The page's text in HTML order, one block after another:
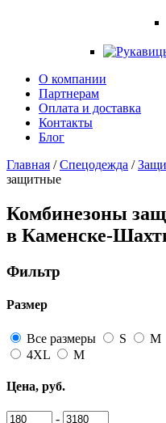
О компании
Партнерам
Оплата и доставка
Контакты
Блог
Главная /Спецодежда /
защитные
Комбинезоны
в Каменске-
Фильтр
Размер
Все размеры S M
4XL
М
Цена, руб.
-